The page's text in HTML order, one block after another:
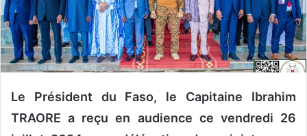
c
o
u
r
r
e
l
Le Président du Faso, le Capitaine Ibrahim
TRAORE a reçu en audience ce vendredi 26